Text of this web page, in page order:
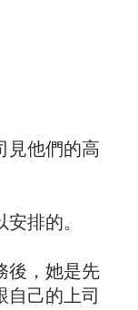
見他們的高
排的。
後，她是先
自己的上司